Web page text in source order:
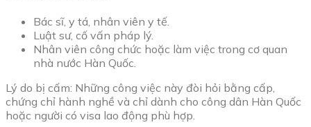
Bác sĩ, y tá, nhân viên y tế.
Luật sư, cố vấn pháp lý.
Nhân viên công chức hoặc làm việc trong cơ quan
nhà nước Hàn Quốc.
Lý do bị cấm: Những công việc này đòi hỏi bằng cấp,
chứng chỉ hành nghề và chỉ dành cho công dân Hàn Quốc
hoặc người có visa lao động phù hợp.